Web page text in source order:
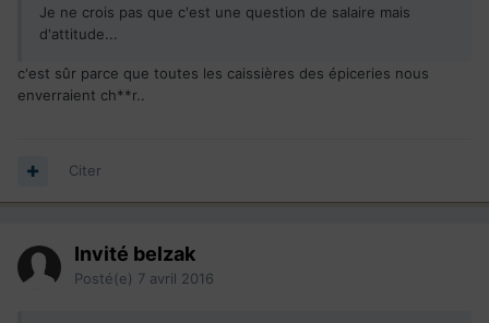
Je ne crois pas que c'est une question de salaire mais
d'attitude...
c'est sûr parce que toutes les caissières des épiceries nous
enverraient ch**r..
Citer
Invité belzak
Posté(e) 7 avril 2016